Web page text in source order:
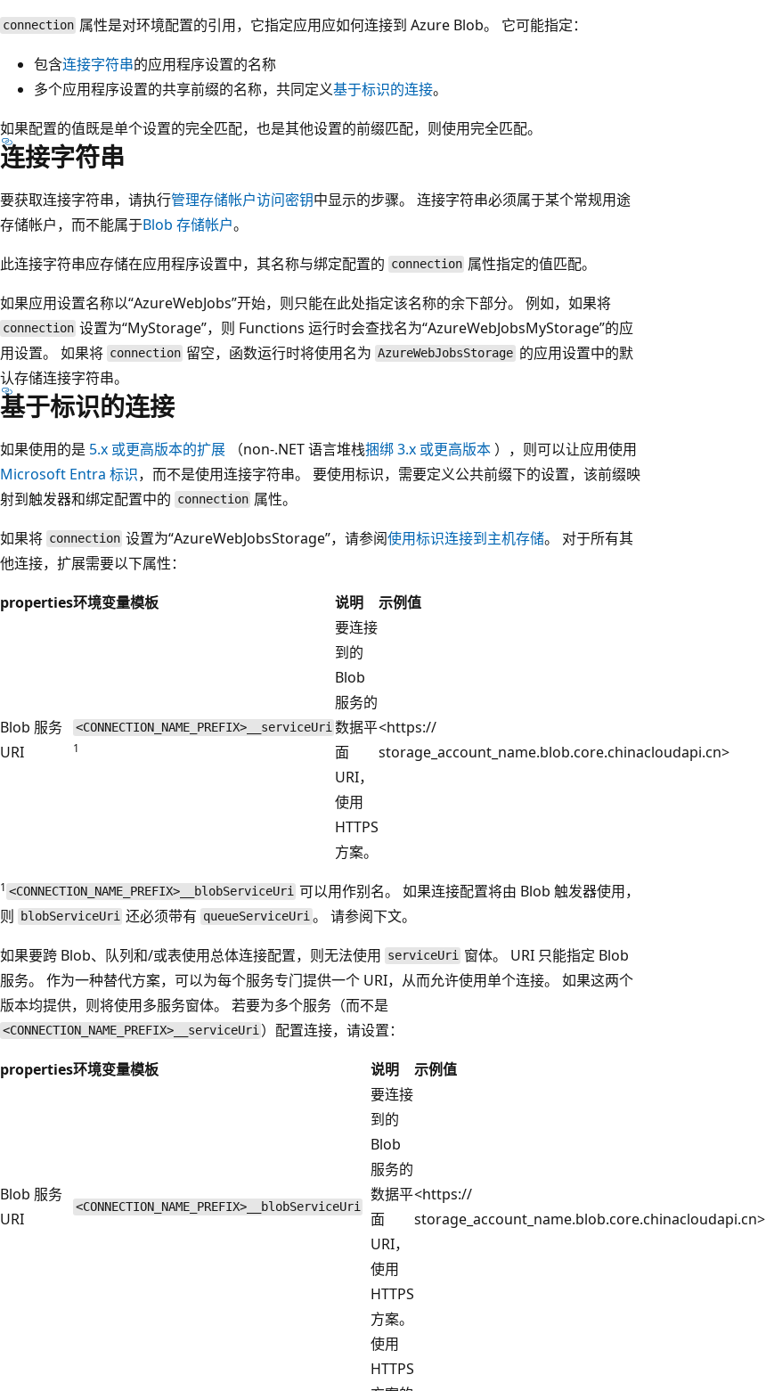
connection 属性是对环境配置的引用，它指定应用应如何连接到 Azure Blob。 它可能指定：
包含连接字符串的应用程序设置的名称
多个应用程序设置的共享前缀的名称，共同定义基于标识的连接。
如果配置的值既是单个设置的完全匹配，也是其他设置的前缀匹配，则使用完全匹配。
连接字符串
要获取连接字符串，请执行管理存储帐户访问密钥中显示的步骤。 连接字符串必须属于某个常规用途
存储帐户，而不能属于Blob 存储帐户。
此连接字符串应存储在应用程序设置中，其名称与绑定配置的 connection 属性指定的值匹配。
如果应用设置名称以“AzureWebJobs”开始，则只能在此处指定该名称的余下部分。 例如，如果将
connection 设置为“MyStorage”，则 Functions 运行时会查找名为“AzureWebJobsMyStorage”的应
用设置。 如果将 connection 留空，函数运行时将使用名为 AzureWebJobsStorage 的应用设置中的默
认存储连接字符串。
基于标识的连接
如果使用的是 5.x 或更高版本的扩展 （non-.NET 语言堆栈捆绑 3.x 或更高版本 ），则可以让应用使用
Microsoft Entra 标识，而不是使用连接字符串。 要使用标识，需要定义公共前缀下的设置，该前缀映
射到触发器和绑定配置中的 connection 属性。
如果将 connection 设置为“AzureWebJobsStorage”，请参阅使用标识连接到主机存储。 对于所有其
他连接，扩展需要以下属性：
properties环境变量模板 说明 示例值
Blob 服务
URI
<CONNECTION_NAME_PREFIX>__serviceUri
1
要连接
到的
Blob
服务的
数据平
面
URI，
使用
HTTPS
方案。
<https://
storage_account_name.blob.core.chinacloudapi.cn>
1 <CONNECTION_NAME_PREFIX>__blobServiceUri 可以用作别名。 如果连接配置将由 Blob 触发器使用，
则
blobServiceUri 还必须带有 queueServiceUri。 请参阅下文。
如果要跨 Blob、队列和/或表使用总体连接配置，则无法使用 serviceUri 窗体。 URI 只能指定 Blob
服务。 作为一种替代方案，可以为每个服务专门提供一个 URI，从而允许使用单个连接。 如果这两个
版本均提供，则将使用多服务窗体。 若要为多个服务（而不是
<CONNECTION_NAME_PREFIX>__serviceUri ）配置连接，请设置：
properties环境变量模板 说明 示例值
Blob 服务
URI
<CONNECTION_NAME_PREFIX>__blobServiceUri
要连接
到的
Blob
服务的
数据平
面
URI，
使用
HTTPS
方案。
<https://
storage_account_name.blob.core.chinacloudapi.cn>
使用
HTTPS